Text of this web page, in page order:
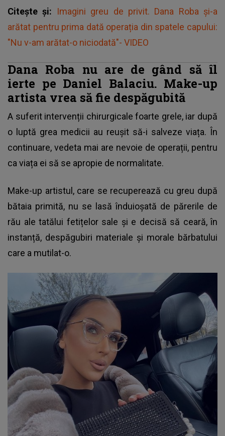
Citește și:
Imagini greu de privit. Dana Roba și-a
arătat pentru prima dată operația din spatele capului:
"Nu v-am arătat-o niciodată"- VIDEO
Dana Roba nu are de gând să îl
ierte pe Daniel Balaciu. Make-up
artista vrea să fie despăgubită
A suferit intervenții chirurgicale foarte grele, iar după
o luptă grea medicii au reușit să-i salveze viața. În
continuare, vedeta mai are nevoie de operații, pentru
ca viața ei să se apropie de normalitate.
Make-up artistul, care se recuperează cu greu după
bătaia primită, nu se lasă înduioșată de părerile de
rău ale tatălui fetițelor sale și e decisă să ceară, în
instanță, despăgubiri materiale și morale bărbatului
care a mutilat-o.